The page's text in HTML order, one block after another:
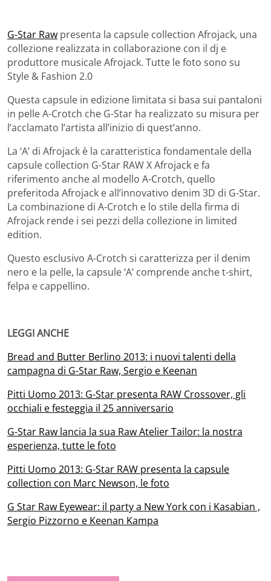
G-Star Raw presenta la capsule collection Afrojack, una
collezione realizzata in collaborazione con il dj e
produttore musicale Afrojack. Tutte le foto sono su
Style & Fashion 2.0
Questa capsule in edizione limitata si basa sui pantaloni
in pelle A-Crotch che G-Star ha realizzato su misura per
l’acclamato l’artista all’inizio di quest’anno.
La ‘A’ di Afrojack è la caratteristica fondamentale della
capsule collection G-Star RAW X Afrojack e fa
riferimento anche al modello A-Crotch, quello
preferitoda Afrojack e all’innovativo denim 3D di G-Star.
La combinazione di A-Crotch e lo stile della firma di
Afrojack rende i sei pezzi della collezione in limited
edition.
Questo esclusivo A-Crotch si caratterizza per il denim
nero e la pelle, la capsule ‘A’ comprende anche t-shirt,
felpa e cappellino.
LEGGI ANCHE
Bread and Butter Berlino 2013: i nuovi talenti della
campagna di G-Star Raw, Sergio e Keenan
Pitti Uomo 2013: G-Star presenta RAW Crossover, gli
occhiali e festeggia il 25 anniversario
G-Star Raw lancia la sua Raw Atelier Tailor: la nostra
esperienza, tutte le foto
Pitti Uomo 2013: G-Star RAW presenta la capsule
collection con Marc Newson, le foto
G Star Raw Eyewear: il party a New York con i Kasabian ,
Sergio Pizzorno e Keenan Kampa